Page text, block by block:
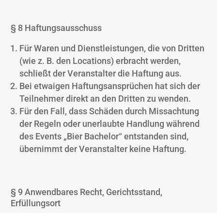
§ 8 Haftungsausschuss
Für Waren und Dienstleistungen, die von Dritten
(wie z. B. den Locations) erbracht werden,
schließt der Veranstalter die Haftung aus.
Bei etwaigen Haftungsansprüchen hat sich der
Teilnehmer direkt an den Dritten zu wenden.
Für den Fall, dass Schäden durch Missachtung
der Regeln oder unerlaubte Handlung während
des Events „Bier Bachelor“ entstanden sind,
übernimmt der Veranstalter keine Haftung.
§ 9 Anwendbares Recht, Gerichtsstand,
Erfüllungsort